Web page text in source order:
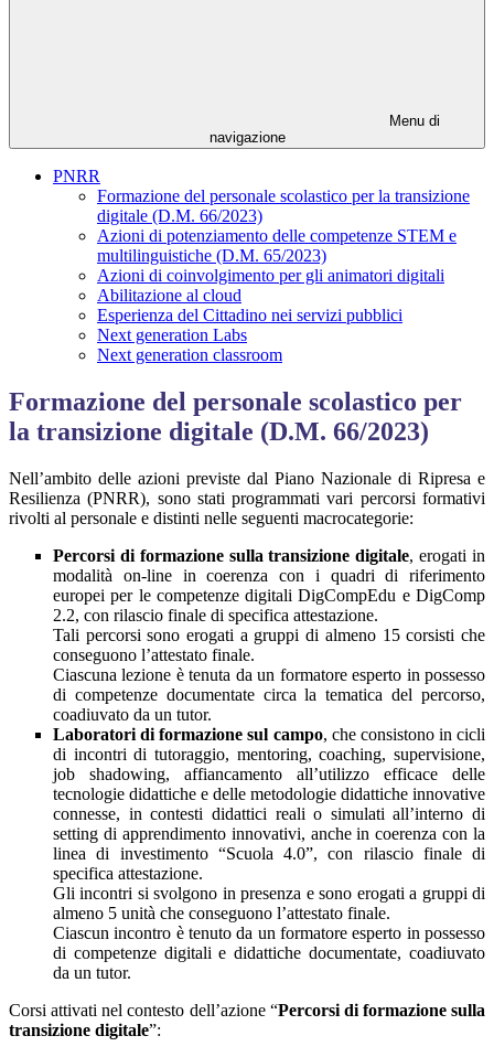
Menu di
navigazione
PNRR
Formazione del personale scolastico per la transizione
digitale (D.M. 66/2023)
Azioni di potenziamento delle competenze STEM e
multilinguistiche (D.M. 65/2023)
Azioni di coinvolgimento per gli animatori digitali
Abilitazione al cloud
Esperienza del Cittadino nei servizi pubblici
Next generation Labs
Next generation classroom
Formazione del personale scolastico per
la transizione digitale (D.M. 66/2023)
Nell’ambito delle azioni previste dal Piano Nazionale di Ripresa e
Resilienza (PNRR), sono stati programmati vari percorsi formativi
rivolti al personale e distinti nelle seguenti macrocategorie:
Percorsi di formazione sulla transizione digitale, erogati in
modalità on-line in coerenza con i quadri di riferimento
europei per le competenze digitali DigCompEdu e DigComp
2.2, con rilascio finale di specifica attestazione.
Tali percorsi sono erogati a gruppi di almeno 15 corsisti che
conseguono l’attestato finale.
Ciascuna lezione è tenuta da un formatore esperto in possesso
di competenze documentate circa la tematica del percorso,
coadiuvato da un tutor.
Laboratori di formazione sul campo, che consistono in cicli
di incontri di tutoraggio, mentoring, coaching, supervisione,
job shadowing, affiancamento all’utilizzo efficace delle
tecnologie didattiche e delle metodologie didattiche innovative
connesse, in contesti didattici reali o simulati all’interno di
setting di apprendimento innovativi, anche in coerenza con la
linea di investimento “Scuola 4.0”, con rilascio finale di
specifica attestazione.
Gli incontri si svolgono in presenza e sono erogati a gruppi di
almeno 5 unità che conseguono l’attestato finale.
Ciascun incontro è tenuto da un formatore esperto in possesso
di competenze digitali e didattiche documentate, coadiuvato
da un tutor.
Corsi attivati nel contesto dell’azione “Percorsi di formazione sulla
transizione digitale”: